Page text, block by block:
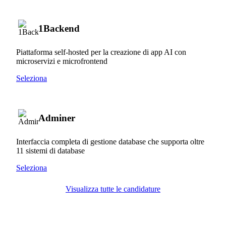
1Backend
Piattaforma self-hosted per la creazione di app AI con
microservizi e microfrontend
Seleziona
Adminer
Interfaccia completa di gestione database che supporta oltre
11 sistemi di database
Seleziona
Visualizza tutte le candidature